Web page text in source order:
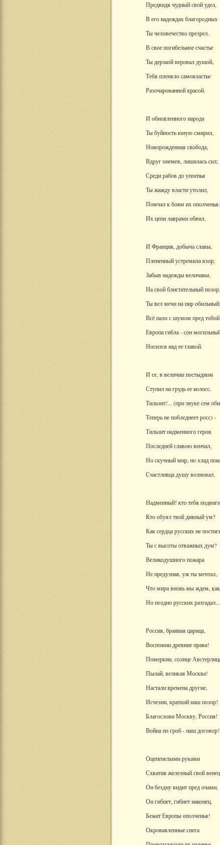
Предвидя чудный свой удел,
В его надеждах благородных
Ты человечество презрел.
В свое погибельное счастье
Ты дерзкой веровал душой,
Тебя пленяло самовластье
Разочарованной красой.
И обновленного народа
Ты буйность юную смирил,
Новорожденная свобода,
Вдруг онемев, лишилась сил;
Среди рабов до упоенья
Ты жажду власти утолил,
Помчал к боям их ополченья.
Их цепи лаврами обвил.
И Франция, добыча славы,
Плененный устремила взор,
Забыв надежды величавы,
На свой блистательный позор.
Ты вел мечи на пир обильный;
Всё пало с шумом пред
Европа гибла - сон
Носился над ее главой.
И се, в величии постыдном
Ступил на грудь ее колосс.
Тильзит!... (при звуке сем
Теперь не побледнеет росс) -
Тильзит надменного героя
Последней славою венчал,
Но скучный мир, но хлад
Счастливца душу волновал.
Надменный! кто тебя
Кто обуял твой дивный ум?
Как сердца русских не
Ты с высоты отважных дум?
Великодушного пожара
Не предузнав, уж ты мечтал,
Что мира вновь мы ждем,
Но поздно русских разгадал...
Россия, бранная царица,
Воспомни древние права!
Померкни, солнце
Пылай, великая Москва!
Настали времена другие,
Исчезни, краткий наш позор!
Благослови Москву, Россия!
Война по гроб - наш договор!
Оцепенелыми руками
Схватив железный свой
Он бездну видит пред очами,
Он гибнет, гибнет наконец.
Бежат Европы ополченья!
Окровавленные снега